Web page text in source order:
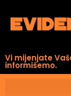
Vi mijenjate
informišemo.